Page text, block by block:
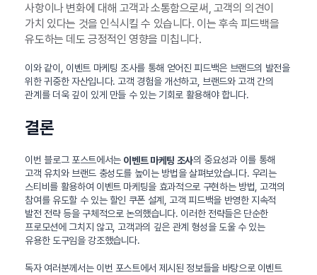
사항이나 변화에 대해 고객과 소통함으로써, 고객의 의견이
가치 있다는 것을 인식시킬 수 있습니다. 이는 후속 피드백을
유도하는 데도 긍정적인 영향을 미칩니다.
이와 같이, 이벤트 마케팅 조사를 통해 얻어진 피드백은 브랜드의 발전을
위한 귀중한 자산입니다. 고객 경험을 개선하고, 브랜드와 고객 간의
관계를 더욱 깊이 있게 만들 수 있는 기회로 활용해야 합니다.
결론
이번 블로그 포스트에서는 이벤트 마케팅 조사의 중요성과 이를 통해
고객 유치와 브랜드 충성도를 높이는 방법을 살펴보았습니다. 우리는
스티비를 활용하여 이벤트 마케팅을 효과적으로 구현하는 방법, 고객의
참여를 유도할 수 있는 할인 쿠폰 설계, 고객 피드백을 반영한 지속적
발전 전략 등을 구체적으로 논의했습니다. 이러한 전략들은 단순한
프로모션에 그치지 않고, 고객과의 깊은 관계 형성을 도울 수 있는
유용한 도구임을 강조했습니다.
독자 여러분께서는 이번 포스트에서 제시된 정보들을 바탕으로 이벤트